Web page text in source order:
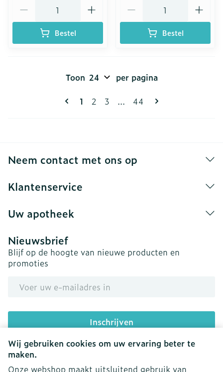
Wij gebruiken cookies om uw ervaring beter te
maken.
Onze webshop maakt uitsluitend gebruik van
Bestel Bestel
Pagina's
U lees momenteel pagina
1 Pagina
2 Pagina
3 ... Pagina
44
Toon per pagina
Neem contact met ons op
Klantenservice
Uw apotheek
Nieuwsbrief
Blijf op de hoogte van nieuwe producten en
promoties
Inschrijven
Door op inschrijven te klikken, schrijft u zich in voor onze
nieuwsbrief en gaat u akkoord met onze